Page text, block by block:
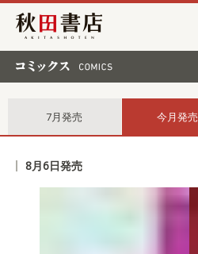
秋田書店
7月発売 今月発売
8月6日発売